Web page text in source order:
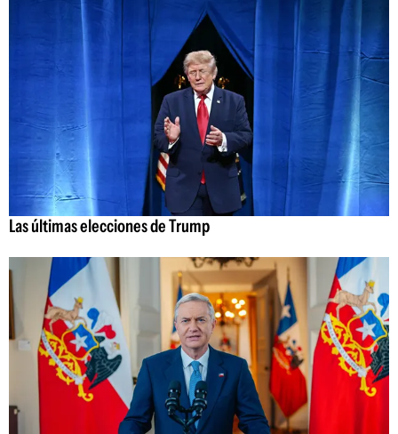
Las últimas elecciones de Trump